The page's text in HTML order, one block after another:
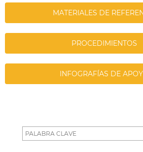
MATERIALES DE
PROCEDIMIENTOS
INFOGRAFÍAS DE